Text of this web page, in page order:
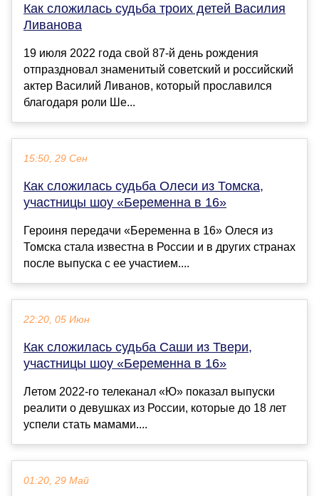
Как сложилась судьба троих детей Василия
Ливанова
19 июля 2022 года свой 87-й день рождения
отпраздновал знаменитый советский и российский
актер Василий Ливанов, который прославился
благодаря роли Ше...
15:50, 29 Сен
Как сложилась судьба Олеси из Томска,
участницы шоу «Беременна в 16»
Героиня передачи «Беременна в 16» Олеся из
Томска стала известна в России и в других странах
после выпуска с ее участием....
22:20, 05 Июн
Как сложилась судьба Саши из Твери,
участницы шоу «Беременна в 16»
Летом 2022-го телеканал «Ю» показал выпуски
реалити о девушках из России, которые до 18 лет
успели стать мамами....
01:20, 29 Май